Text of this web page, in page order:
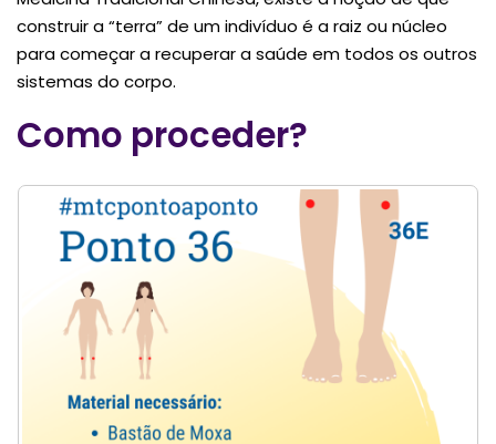
construir a “terra” de um indivíduo é a raiz ou núcleo
para começar a recuperar a saúde em todos os outros
sistemas do corpo.
Como proceder?